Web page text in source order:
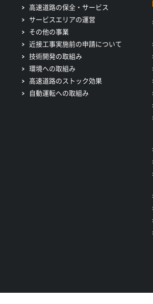
高速道路の保全・サービス
サービスエリアの運営
その他の事業
近接工事実施前の申請について
技術開発の取組み
環境への取組み
高速道路のストック効果
自動運転への取組み